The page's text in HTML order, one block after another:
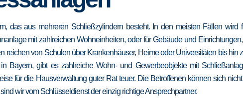
das aus mehreren Schließzylindern besteht. In den meisten Fällen wird
mit zahlreichen Wohneinheiten, oder für Gebäude und
von Schulen über Krankenhäuser, Heime oder Universitäten bis hin
Bayern, gibt es zahlreiche Wohn- und Gewerbeobjekte mit
für die Hausverwaltung guter Rat teuer. Die Betroffenen können sich
wir vom Schlüsseldienst der einzig richtige Ansprechpartner.